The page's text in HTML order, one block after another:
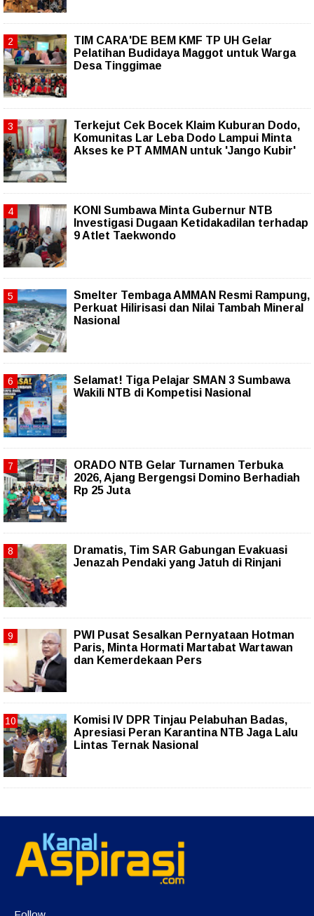
TIM CARA'DE BEM KMF TP UH Gelar
Pelatihan Budidaya Maggot untuk Warga
Desa Tinggimae
Terkejut Cek Bocek Klaim Kuburan Dodo,
Komunitas Lar Leba Dodo Lampui Minta
Akses ke PT AMMAN untuk 'Jango Kubir'
KONI Sumbawa Minta Gubernur NTB
Investigasi Dugaan Ketidakadilan terhadap
9 Atlet Taekwondo
Smelter Tembaga AMMAN Resmi Rampung,
Perkuat Hilirisasi dan Nilai Tambah Mineral
Nasional
Selamat! Tiga Pelajar SMAN 3 Sumbawa
Wakili NTB di Kompetisi Nasional
ORADO NTB Gelar Turnamen Terbuka
2026, Ajang Bergengsi Domino Berhadiah
Rp 25 Juta
Dramatis, Tim SAR Gabungan Evakuasi
Jenazah Pendaki yang Jatuh di Rinjani
PWI Pusat Sesalkan Pernyataan Hotman
Paris, Minta Hormati Martabat Wartawan
dan Kemerdekaan Pers
Komisi IV DPR Tinjau Pelabuhan Badas,
Apresiasi Peran Karantina NTB Jaga Lalu
Lintas Ternak Nasional